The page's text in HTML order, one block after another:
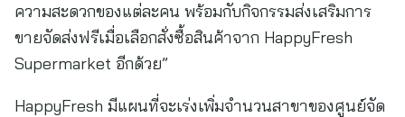
ความสะดวกของแต่ละคน พร้อมกับกิจกรรมส่งเสริมการ
ขายจัดส่งฟรีเมื่อเลือกสั่งซื้อสินค้าจาก HappyFresh
Supermarket อีกด้วย”
HappyFresh มีแผนที่จะเร่งเพิ่มจำนวนสาขาของศูนย์จัด